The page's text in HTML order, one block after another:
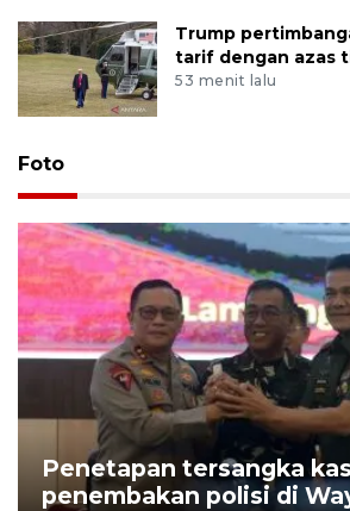
Trump
tarif dengan azas
53 menit lalu
Foto
Penetapan tersangka
penembakan polisi di